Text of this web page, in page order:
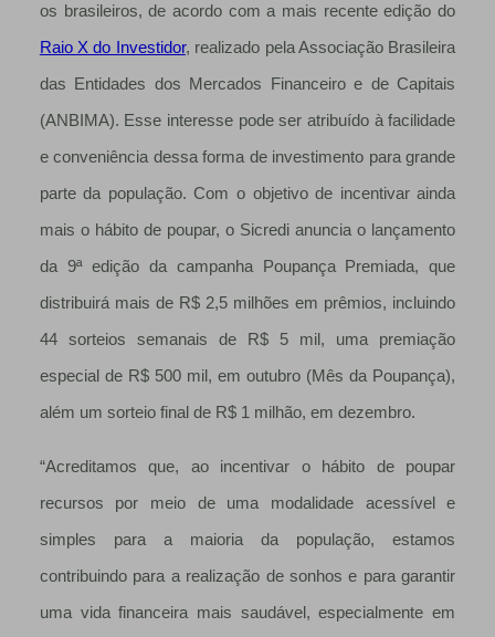
os brasileiros, de acordo com a mais recente edição do
Raio X do Investidor, realizado pela Associação Brasileira
das Entidades dos Mercados Financeiro e de Capitais
(ANBIMA). Esse interesse pode ser atribuído à facilidade
e conveniência dessa forma de investimento para grande
parte da população. Com o objetivo de incentivar ainda
mais o hábito de poupar, o Sicredi anuncia o lançamento
da 9ª edição da campanha Poupança Premiada, que
distribuirá mais de R$ 2,5 milhões em prêmios, incluindo
44 sorteios semanais de R$ 5 mil, uma premiação
especial de R$ 500 mil, em outubro (Mês da Poupança),
além um sorteio final de R$ 1 milhão, em dezembro.
“Acreditamos que, ao incentivar o hábito de poupar
recursos por meio de uma modalidade acessível e
simples para a maioria da população, estamos
contribuindo para a realização de sonhos e para garantir
uma vida financeira mais saudável, especialmente em